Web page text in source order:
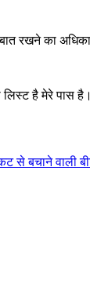
बात रखने का
है मेरे पास
से बचाने वाली